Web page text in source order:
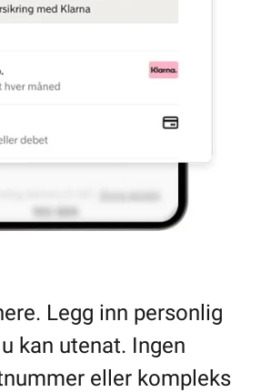
Legg inn personlig
kan utenat. Ingen
eller kompleks